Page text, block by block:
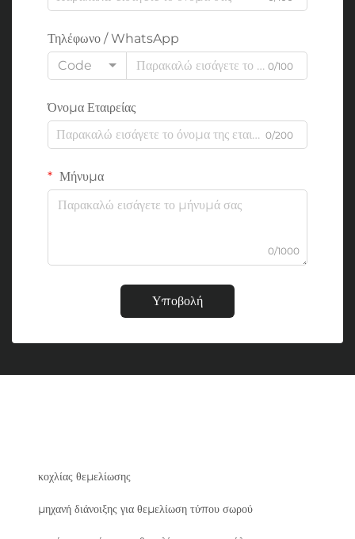
Τηλέφωνο / WhatsApp
Code
0/100
Όνομα Εταιρείας
0/200
Μήνυμα
0/1000
Υποβολή
κοχλίας θεμελίωσης
μηχανή διάνοιξης για θεμελίωση τύπου σωρού